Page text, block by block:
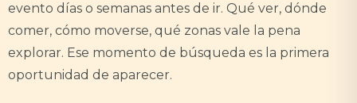
evento días o semanas antes de ir. Qué ver, dónde
comer, cómo moverse, qué zonas vale la pena
explorar. Ese momento de búsqueda es la primera
oportunidad de aparecer.